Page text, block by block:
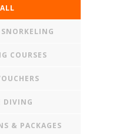
ALL
COURSES
DIVING
& PACKAGES